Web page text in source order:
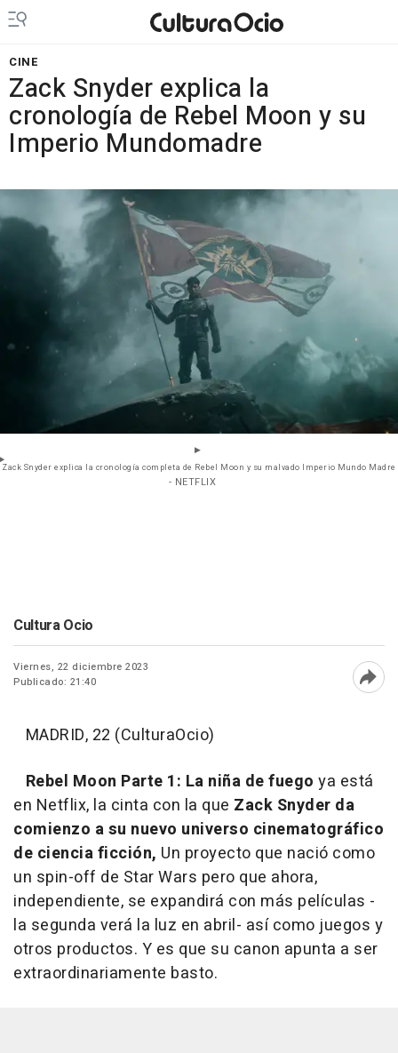
CINE
Zack Snyder explica la
cronología de Rebel Moon y su
Imperio Mundomadre
Zack Snyder explica la cronología completa de Rebel Moon y su malvado Imperio Mundo Madre
- NETFLIX
Cultura Ocio
Viernes, 22 diciembre 2023
Publicado: 21:40
MADRID, 22 (CulturaOcio)
Rebel Moon Parte 1: La niña de fuego ya está
en Netflix, la cinta con la que Zack Snyder da
comienzo a su nuevo universo cinematográfico
de ciencia ficción, Un proyecto que nació como
un spin-off de Star Wars pero que ahora,
independiente, se expandirá con más películas -
la segunda verá la luz en abril- así como juegos y
otros productos. Y es que su canon apunta a ser
extraordinariamente basto.